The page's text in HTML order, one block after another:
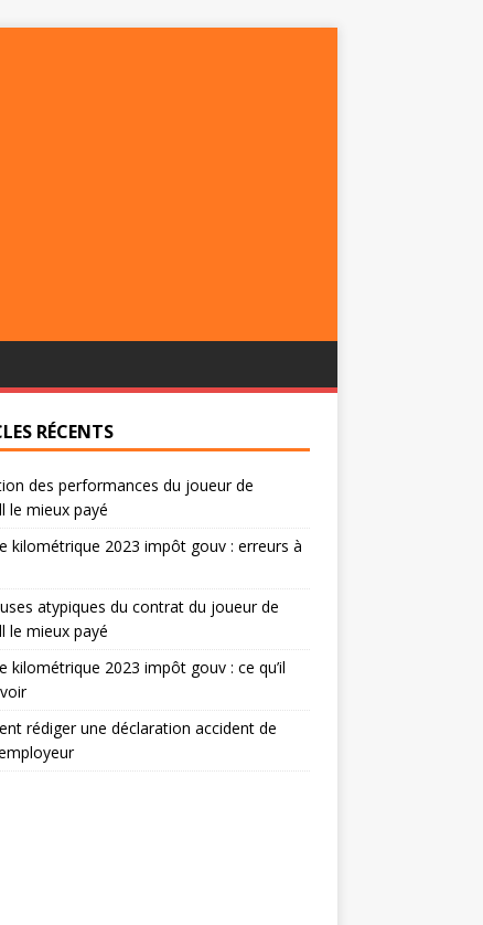
RÉCENTS
des performances du joueur de
le mieux payé
kilométrique 2023 impôt gouv : erreurs à
atypiques du contrat du joueur de
le mieux payé
kilométrique 2023 impôt gouv : ce qu’il
rédiger une déclaration accident de